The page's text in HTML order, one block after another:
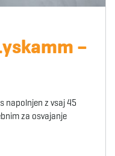
–
napolnjen z vsaj 45
za osvajanje